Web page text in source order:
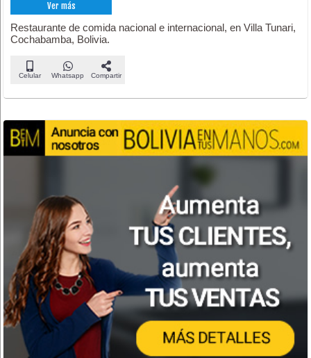
Ver más
Restaurante de comida nacional e internacional, en Villa Tunari,
Cochabamba, Bolivia.
Celular Whatsapp Compartir